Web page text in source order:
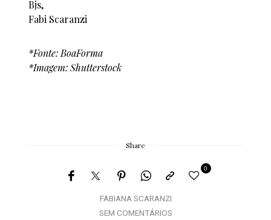
Bjs,
Fabi Scaranzi
*Fonte: BoaForma
*Imagem: Shutterstock
Share
FABIANA SCARANZI
0
SEM COMENTÁRIOS